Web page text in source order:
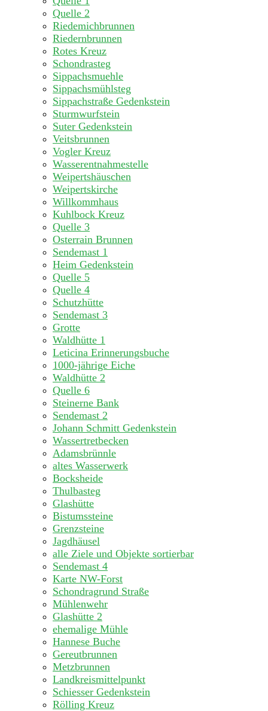
Quelle 2
Riedemichbrunnen
Riedernbrunnen
Rotes Kreuz
Schondrasteg
Sippachsmuehle
Sippachsmühlsteg
Sippachstraße Gedenkstein
Sturmwurfstein
Suter Gedenkstein
Veitsbrunnen
Vogler Kreuz
Wasserentnahmestelle
Weipertshäuschen
Weipertskirche
Willkommhaus
Kuhlbock Kreuz
Quelle 3
Osterrain Brunnen
Sendemast 1
Heim Gedenkstein
Quelle 5
Quelle 4
Schutzhütte
Sendemast 3
Grotte
Waldhütte 1
Leticina Erinnerungsbuche
1000-jährige Eiche
Waldhütte 2
Quelle 6
Steinerne Bank
Sendemast 2
Johann Schmitt Gedenkstein
Wassertretbecken
Adamsbrünnle
altes Wasserwerk
Bocksheide
Thulbasteg
Glashütte
Bistumssteine
Grenzsteine
Jagdhäusel
alle Ziele und Objekte sortierbar
Sendemast 4
Karte NW-Forst
Schondragrund Straße
Mühlenwehr
Glashütte 2
ehemalige Mühle
Hannese Buche
Gereutbrunnen
Metzbrunnen
Landkreismittelpunkt
Schiesser Gedenkstein
Rölling Kreuz